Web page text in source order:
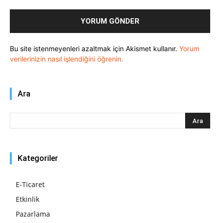
Bu site istenmeyenleri azaltmak için Akismet kullanır. Yorum
verilerinizin nasıl işlendiğini öğrenin.
Ara
Kategoriler
E-Ticaret
Etkinlik
Pazarlama